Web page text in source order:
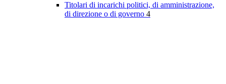
Titolari di incarichi politici, di amministrazione,
di direzione o di governo 4